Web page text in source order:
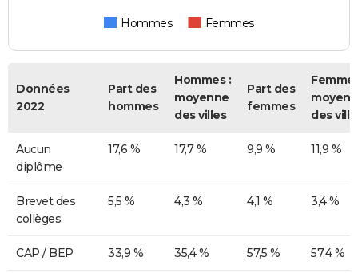
Hommes Femmes
Données
2022
Part des
hommes
Hommes :
moyenne
des villes
Part des
femmes
des
Aucun
diplôme
17,6 % 17,7 % 9,9 % 11,9 %
Brevet des
collèges
5,5 % 4,3 % 4,1 % 3,4 %
CAP / BEP 33,9 % 35,4 % 57,5 % 57,4 %